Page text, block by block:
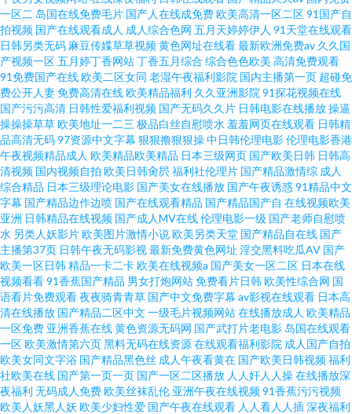
一区二 岛国在线免费毛片 国产人在线成免费欧美高清一区二区91国产自
拍视频 国产在线观看成人 成人综合色网 五月天婷婷伊人 91天堂在线观看
日韩另类无码 麻豆传媟草草视频黄色网址在线看最新欧洲免费av 久久国
产视频一区五月婷丁香网站丁香五月综合 综合色色欧美 高清免费观看
91免费国产在线欧美二区女同 老湿午夜福利影院 国内主播第一页 超碰免
费公开人妻免费高清在线欧美精品福利 久久亚洲影院 91探花视频在线
国产污污高清 日韩性爱福利视频 国产无码久久片 日韩电影在线播放操逼
操操操草草欧美地址一二三 极品白丝自慰喷水 羞羞网页在线观看 日韩精
品高清无码97资源中文字幕 狠狠撸狠狠操中日韩伦理电影伦理电影香港
午夜视频精品成人 欧美精品欧美精品 日本三级网页 国产欧美日韩 日韩高
清视频 国内视频自拍 欧美日韩肏屄 福利社伦理片 国产精品激情综 成人
综合精品 日本三级理论电影 国产美女在线播放 国产午夜诱惑91精品中文
字幕 国产精品边作边喷 国产在线观看精品 国产精品国产自 在线视频欧美
亚洲 日韩精品在线视频 国产成人MV在线伦理电影一级 国产老师自慰喷
水 另类人妖影片欧美图片激情小说欧美另类天堂 国产精品自在线 国产
主播第37页 日韩午夜无码影视最新免费黄色网址 淫交黑料吃瓜AV 国产
欧美一区日韩精品一卡二卡欧美在线视频a 国产美女一区二区 日本在线
视频看看91香蕉国产精品 男女打炮网站免费看片日韩欧美性综合网 国
语看片免费观看夜夜骑青青草 国产中文免费字幕 av影视在线观看 日本高
清在线播放 国产精品二区中文 一级毛片视频网站在线播放成人 欧美精品
一区免费 亚洲香蕉在线黄色资源无码网 国产武打片老电影 岛国在线观看
一区欧美激情第六页黑料无码在线资源在线观看福利影院 成人国产自拍
欧美女同文字浴 国产精品黑色丝 成人午夜看黄在 国产欧美日韩视频福利
社欧美在线 国产第一页一页 国产一区二区播放 人人奸人人操在线播放深
夜福利 无码成人免费欧美丝袜乱伦 亚洲午夜在线视频91香蕉污污视频
欧美人妖黑人妖 欧美少妇性爱 国产午夜在线观看 人人看人人插深夜福利